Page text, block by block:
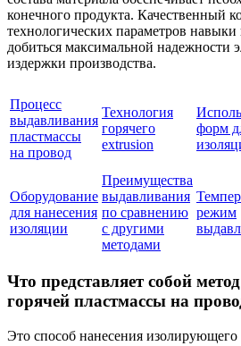
конечного продукта. Качественный
технологических параметров
добиться максимальной надежности
издержки производства.
Процесс
выдавливания
пластмассы
на провод
Технология
горячего
extrusion
форм
Оборудование
для нанесения
изоляции
Преимущества
выдавливания
по сравнению
с другими
методами
режим
Что представляет собой
горячей пластмассы на
Это способ нанесения изолирующего